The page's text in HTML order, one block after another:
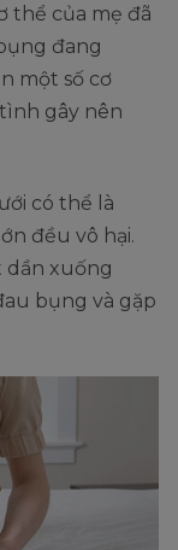
thể của mẹ đã
đang
một số cơ
gây nên
có thể là
đều vô hại.
dần xuống
bụng và gặp